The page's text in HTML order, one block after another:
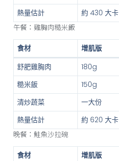
熱量估計 約 430 大卡
午餐：雞胸肉糙米飯
食材 增肌版
舒肥雞胸肉
180g
糙米飯
150g
清炒蔬菜
一大份
熱量估計
約 620 大卡
晚餐：鮭魚沙拉碗
食材 增肌版